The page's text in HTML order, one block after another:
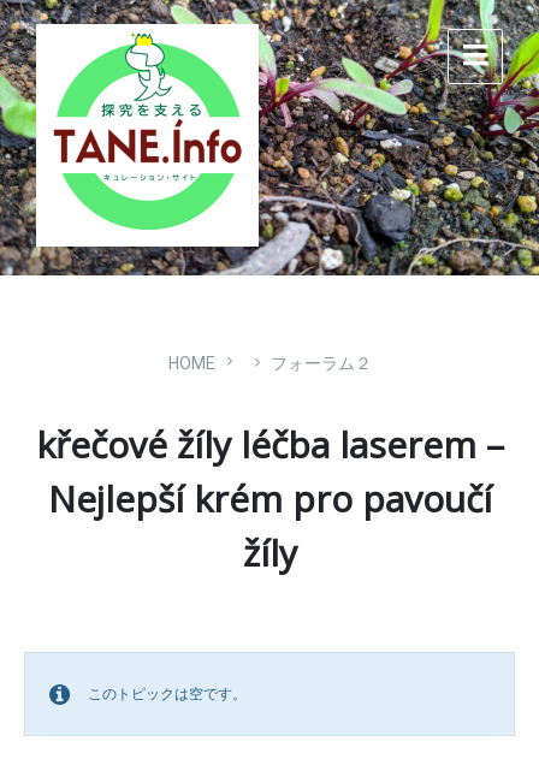
Skip
to
content
Skip
to
main
navigation
Skip
to
footer
HOME フォーラム２
křečové žíly léčba laserem –
Nejlepší krém pro pavoučí
žíly
このトピックは空です。